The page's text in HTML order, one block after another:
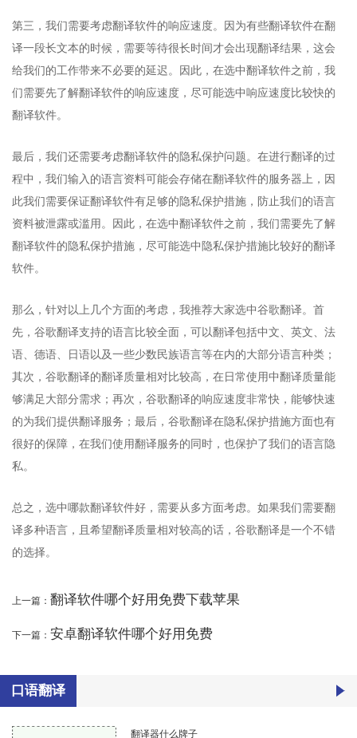
第三，我们需要考虑翻译软件的响应速度。因为有些翻译软件在翻
译一段长文本的时候，需要等待很长时间才会出现翻译结果，这会
给我们的工作带来不必要的延迟。因此，在选中翻译软件之前，我
们需要先了解翻译软件的响应速度，尽可能选中响应速度比较快的
翻译软件。
最后，我们还需要考虑翻译软件的隐私保护问题。在进行翻译的过
程中，我们输入的语言资料可能会存储在翻译软件的服务器上，因
此我们需要保证翻译软件有足够的隐私保护措施，防止我们的语言
资料被泄露或滥用。因此，在选中翻译软件之前，我们需要先了解
翻译软件的隐私保护措施，尽可能选中隐私保护措施比较好的翻译
软件。
那么，针对以上几个方面的考虑，我推荐大家选中谷歌翻译。首
先，谷歌翻译支持的语言比较全面，可以翻译包括中文、英文、法
语、德语、日语以及一些少数民族语言等在内的大部分语言种类；
其次，谷歌翻译的翻译质量相对比较高，在日常使用中翻译质量能
够满足大部分需求；再次，谷歌翻译的响应速度非常快，能够快速
的为我们提供翻译服务；最后，谷歌翻译在隐私保护措施方面也有
很好的保障，在我们使用翻译服务的同时，也保护了我们的语言隐
私。
总之，选中哪款翻译软件好，需要从多方面考虑。如果我们需要翻
译多种语言，且希望翻译质量相对较高的话，谷歌翻译是一个不错
的选择。
上一篇： 翻译软件哪个好用免费下载苹果
下一篇： 安卓翻译软件哪个好用免费
口语翻译
翻译器什么牌子